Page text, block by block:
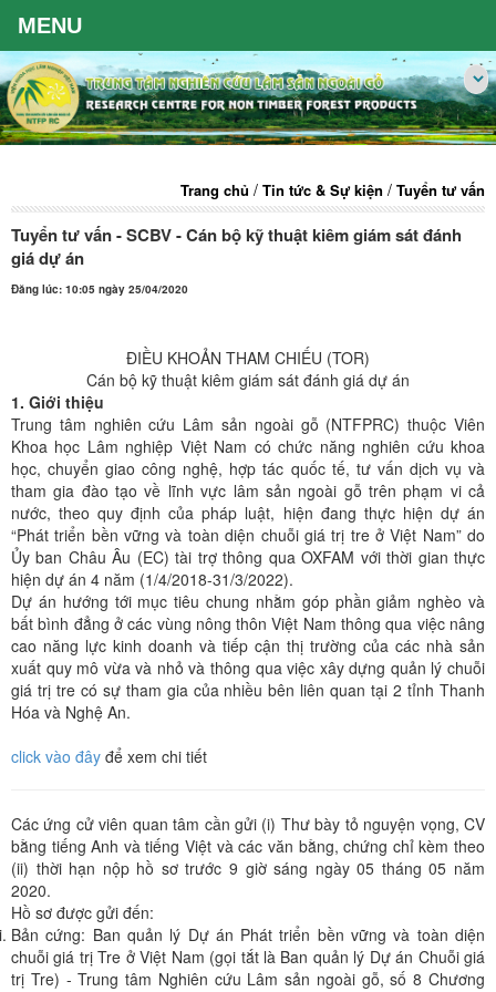
Trang chủ / Tin tức & Sự kiện / Tuyển tư vấn
Tuyển tư vấn - SCBV - Cán bộ kỹ thuật kiêm giám sát đánh
giá dự án
Đăng lúc: 10:05 ngày 25/04/2020
ĐIỀU KHOẢN THAM CHIẾU (TOR)
Cán bộ kỹ thuật kiêm giám sát đánh giá dự án
1. Giới thiệu
Trung tâm nghiên cứu Lâm sản ngoài gỗ (NTFPRC) thuộc Viên
Khoa học Lâm nghiệp Việt Nam có chức năng nghiên cứu khoa
học, chuyển giao công nghệ, hợp tác quốc tế, tư vấn dịch vụ và
tham gia đào tạo về lĩnh vực lâm sản ngoài gỗ trên phạm vi cả
nước, theo quy định của pháp luật, hiện đang thực hiện dự án
“Phát triển bền vững và toàn diện chuỗi giá trị tre ở Việt Nam” do
Ủy ban Châu Âu (EC) tài trợ thông qua OXFAM với thời gian thực
hiện dự án 4 năm (1/4/2018-31/3/2022).
Dự án hướng tới mục tiêu chung nhằm góp phần giảm nghèo và
bất bình đẳng ở các vùng nông thôn Việt Nam thông qua việc nâng
cao năng lực kinh doanh và tiếp cận thị trường của các nhà sản
xuất quy mô vừa và nhỏ và thông qua việc xây dựng quản lý chuỗi
giá trị tre có sự tham gia của nhiều bên liên quan tại 2 tỉnh Thanh
Hóa và Nghệ An.
click vào đây để xem chi tiết
Các ứng cử viên quan tâm cần gửi (i) Thư bày tỏ nguyện vọng, CV
bằng tiếng Anh và tiếng Việt và các văn bằng, chứng chỉ kèm theo
(ii) thời hạn nộp hồ sơ trước 9 giờ sáng ngày 05 tháng 05 năm
2020.
Hồ sơ được gửi đến:
Bản cứng: Ban quản lý Dự án Phát triển bền vững và toàn diện
chuỗi giá trị Tre ở Việt Nam (gọi tắt là Ban quản lý Dự án Chuỗi giá
trị Tre) - Trung tâm Nghiên cứu Lâm sản ngoài gỗ, số 8 Chương